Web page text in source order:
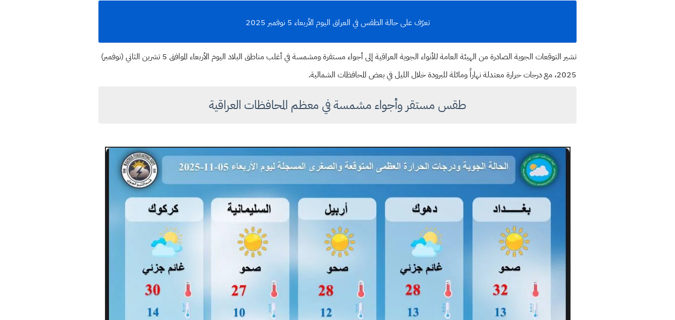
تعرّف على حالة الطقس في العراق اليوم الأربعاء 5 نوفمبر 2025
تشير التوقعات الجوية الصادرة من الهيئة العامة للأنواء الجوية العراقية إلى أجواء مستقرة ومشمسة في أغلب مناطق البلاد اليوم الأربعاء الموافق 5 تشرين الثاني (نوفمبر)
2025، مع درجات حرارة معتدلة نهاراً ومائلة للبرودة خلال الليل في بعض المحافظات الشمالية.
طقس مستقر وأجواء مشمسة في معظم المحافظات العراقية